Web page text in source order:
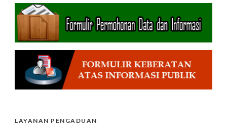
LAYANAN PENGADUAN